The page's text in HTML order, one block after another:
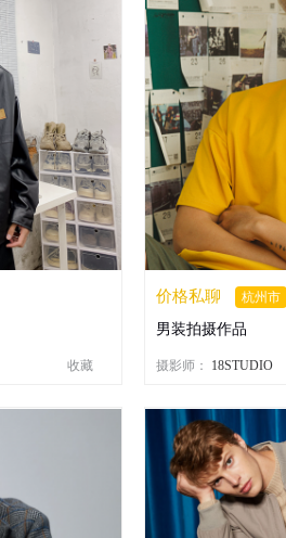
收藏
价格私聊 杭州市
男装拍摄作品
摄影师： 18STUDIO